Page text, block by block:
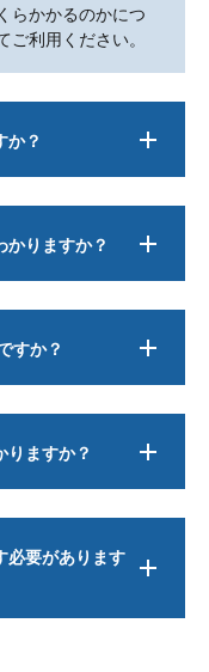
らかかるのかにつ
利用ください。
か？
れる場合もありま
かりますか？
で検索いただくと
すか？
がございます。お
りますか？
定されている場
必要があります